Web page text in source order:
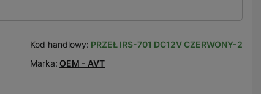
Kod handlowy: PRZEŁ IRS-701 DC12V CZERWONY-2
Marka: OEM - AVT